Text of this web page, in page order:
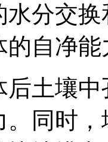
分交
的自净能
壤中
。同时